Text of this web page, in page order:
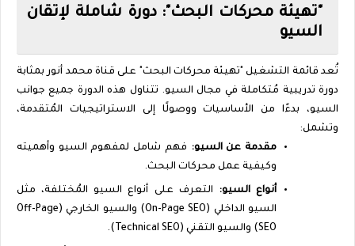
"تهيئة محركات البحث": دورة شاملة لإتقان
السيو
تُعد قائمة التشغيل "تهيئة محركات البحث" على قناة محمد أنور بمثابة
دورة تدريبية مُتكاملة في مجال السيو. تتناول هذه الدورة جميع جوانب
السيو، بدءًا من الأساسيات ووصولًا إلى الاستراتيجيات المُتقدمة،
وتشمل:
مقدمة عن السيو: فهم شامل لمفهوم السيو وأهميته
وكيفية عمل محركات البحث.
أنواع السيو: التعرف على أنواع السيو المُختلفة، مثل
السيو الداخلي (On-Page SEO) والسيو الخارجي (Off-Page
SEO) والسيو التقني (Technical SEO
).